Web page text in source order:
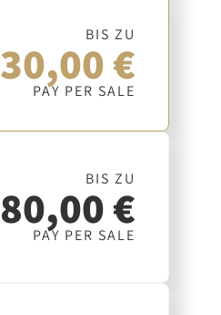
BIS ZU
30,00 €
PAY PER SALE
BIS ZU
80,00 €
PAY PER SALE